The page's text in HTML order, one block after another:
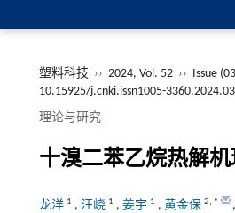
塑料科技 ›› 2024, Vol. 52 ›› Issue
10.15925/j.cnki.issn1005-
理论与研究
十溴二苯乙烷热解
龙洋 1 , 汪峣 1 , 姜宇 1 , 黄金保 2, * ,